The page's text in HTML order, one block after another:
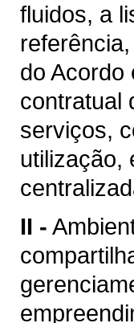
fluidos, a
do Acordo
contratual
serviços,
utilização,
II -